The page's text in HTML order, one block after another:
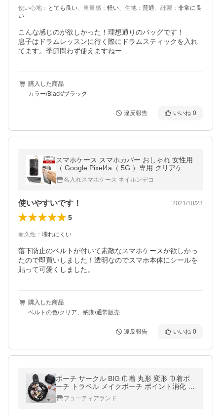
使い心地 ： とても良い、 重量感 ： 軽い、 生地 ： 普通、 縫製 ： 非常に良
い
こんな感じのが欲しかった！理想通りのバッグです！
息子はドラムレッスンに行く際にドラムスティックを入れ
てます。季節問わず使えますねー
購入した商品
カラー/Black/ブラック
違反報告 いいね 0
スマホケース スマホカバー おしゃれ 女性用
（ Google Pixel4a（ 5G ）専用 クリアケー
ス×シリコンベルトに名入れ印刷 ）メール便
送料無料 受注生産（ 印刷 ）
名入れスマホケース ネイルンデコ
使いやすいです！ 2021/10/23
5
耐久性 ： 壊れにくい
落下防止のベルトが付いて素敵なスマホケースが欲しかっ
たので即買いしました！透明なのでスマホ本体にシールを
貼って可愛くしました。
購入した商品
ベルトの色/クリア、納期/通常販売
違反報告 いいね 0
ポーチ サークル BIG 巾着 丸形 変形 巾着ポ
ーチ トラベル メイクポーチ ポイント消化 BI
Gサークル巾着ポーチ
フューティアランド